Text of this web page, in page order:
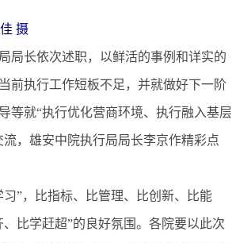
摄
长依次述职，以鲜活的事例和详实的
前执行工作短板不足，并就做好下一阶
等就“执行优化营商环境、执行融入基层
，雄安中院执行局局长李京作精彩点
”，比指标、比管理、比创新、比能
比学赶超”的良好氛围。各院要以此次